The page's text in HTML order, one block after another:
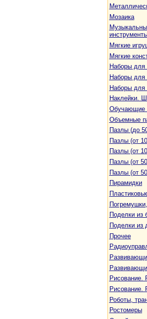
Мозаика
Мягкие
Мягкие
Наборы для
Наборы для
Наборы для
Наклейки.
Обучающие
Объемные
Пазлы (до
Пазлы (от
Пазлы (от
Пазлы (от
Пазлы (от
Пирамидки
Поделки из
Поделки из
Прочее
Рисование.
Рисование.
Роботы,
Ростомеры